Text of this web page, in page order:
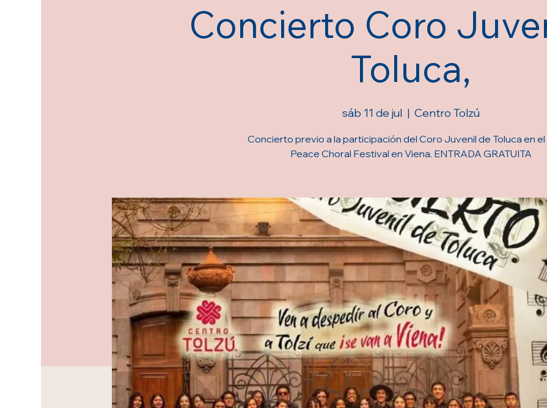
Concierto Coro
Toluca,
sáb 11 de jul
  |
Centro Tolzú
Concierto previo a la participación del Coro Juvenil de Toluca en
Peace Choral Festival en Viena. ENTRADA GRATUITA